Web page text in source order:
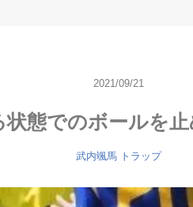
2021/09/21
状態でのボールを
武内颯馬 トラップ